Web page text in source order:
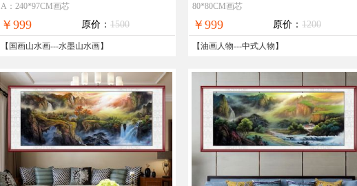
墨山水风景国画
A：240*97CM画芯
￥999 原价： 1500
【 国画山水画---水墨山水画】
付，全国免邮
80*80CM画芯
￥999 原价： 1200
【油画人物---中式人物 】